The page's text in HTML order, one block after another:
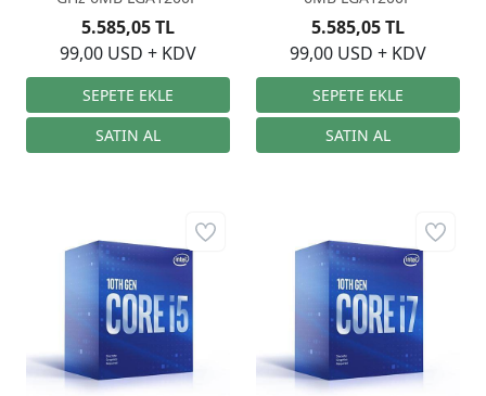
99,00 USD + KDV
5.585,05 TL
99,00 USD + KDV
5.585,05 TL